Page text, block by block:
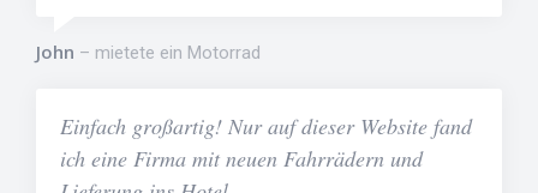
John mietete ein Motorrad
Einfach großartig! Nur auf dieser Website fand
ich eine Firma mit neuen Fahrrädern und